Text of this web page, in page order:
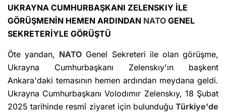
UKRAYNA CUMHURBAŞKANI ZELENSKIY İLE
GÖRÜŞMENİN HEMEN ARDINDAN NATO GENEL
SEKRETERİYLE GÖRÜŞTÜ
Öte yandan, NATO Genel Sekreteri ile olan görüşme,
Ukrayna Cumhurbaşkanı Zelenskıy'ın başkent
Ankara'daki temasının hemen ardından meydana geldi.
Ukrayna Cumhurbaşkanı Volodımır Zelenskıy, 18 Şubat
2025 tarihinde resmî ziyaret için bulunduğu Türkiye'de